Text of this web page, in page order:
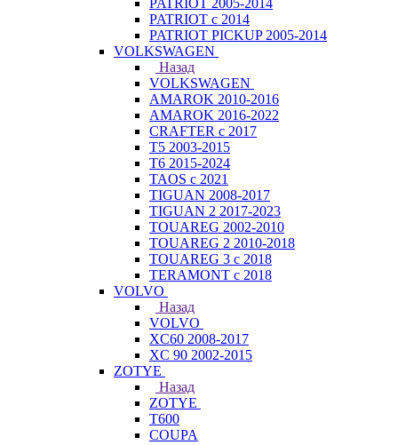
PATRIOT 2005-2014
PATRIOT с 2014
PATRIOT PICKUP 2005-2014
VOLKSWAGEN
Назад
VOLKSWAGEN
AMAROK 2010-2016
AMAROK 2016-2022
CRAFTER с 2017
T5 2003-2015
T6 2015-2024
TAOS с 2021
TIGUAN 2008-2017
TIGUAN 2 2017-2023
TOUAREG 2002-2010
TOUAREG 2 2010-2018
TOUAREG 3 с 2018
TERAMONT с 2018
VOLVO
Назад
VOLVO
XC60 2008-2017
XC 90 2002-2015
ZOTYE
Назад
ZOTYE
T600
COUPA